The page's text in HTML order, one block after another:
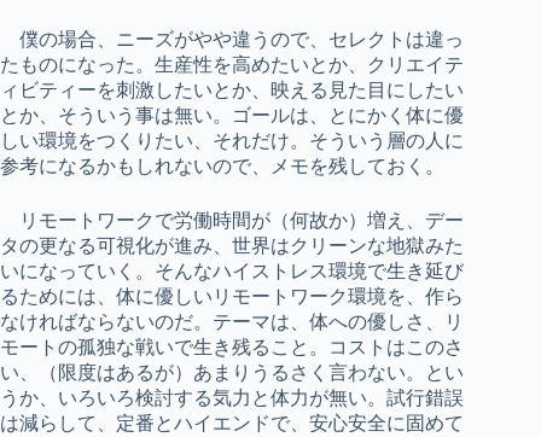
僕の場合、ニーズがやや違うので、セレクトは違っ
たものになった。生産性を高めたいとか、クリエイテ
ィビティーを刺激したいとか、映える見た目にしたい
とか、そういう事は無い。ゴールは、とにかく体に優
しい環境をつくりたい、それだけ。そういう層の人に
参考になるかもしれないので、メモを残しておく。
リモートワークで労働時間が（何故か）増え、デー
タの更なる可視化が進み、世界はクリーンな地獄みた
いになっていく。そんなハイストレス環境で生き延び
るためには、体に優しいリモートワーク環境を、作ら
なければならないのだ。テーマは、体への優しさ、リ
モートの孤独な戦いで生き残ること。コストはこのさ
い、（限度はあるが）あまりうるさく言わない。とい
うか、いろいろ検討する気力と体力が無い。試行錯誤
は減らして、定番とハイエンドで、安心安全に固めて